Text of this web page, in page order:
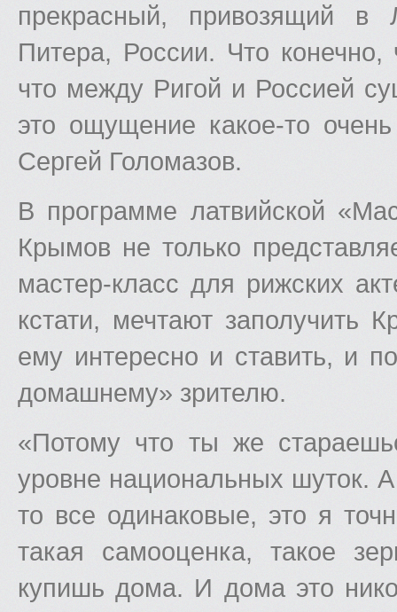
прекрасный, привозящий в
Питера, России. Что
что между Ригой и Россией
это ощущение какое-то
Сергей Голомазов.
В программе латвийской
Крымов не только
мастер-класс для рижских
кстати, мечтают заполучить
ему интересно и ставить, и
домашнему» зрителю.
«Потому что ты же
уровне национальных шуток.
то все одинаковые, это я
такая самооценка, такое
купишь дома. И дома это